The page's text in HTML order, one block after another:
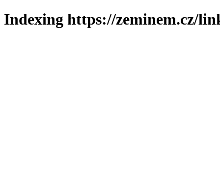
Indexing https://zeminem.cz/